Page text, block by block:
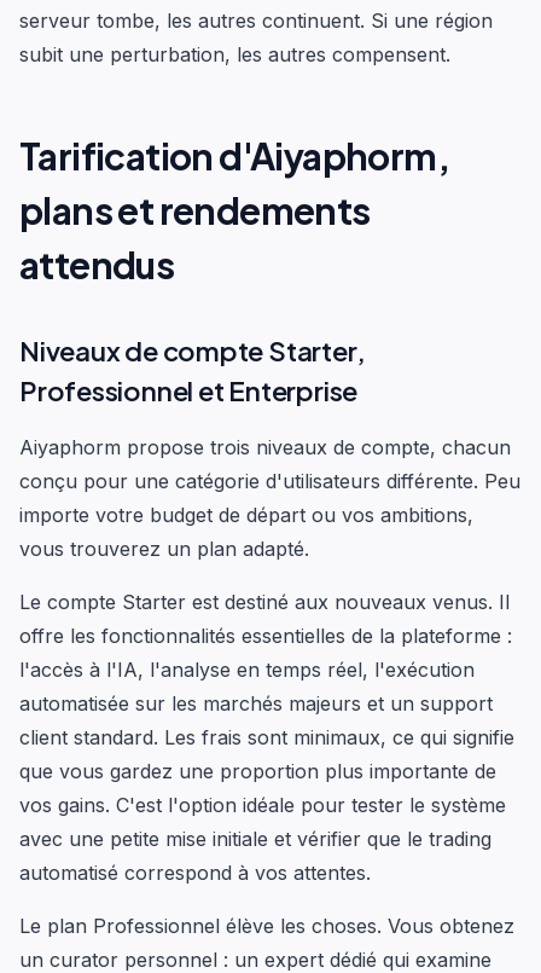
serveur tombe, les autres continuent. Si une région
subit une perturbation, les autres compensent.
Tarification d'Aiyaphorm,
plans et rendements
attendus
Niveaux de compte Starter,
Professionnel et Enterprise
Aiyaphorm propose trois niveaux de compte, chacun
conçu pour une catégorie d'utilisateurs différente. Peu
importe votre budget de départ ou vos ambitions,
vous trouverez un plan adapté.
Le compte Starter est destiné aux nouveaux venus. Il
offre les fonctionnalités essentielles de la plateforme :
l'accès à l'IA, l'analyse en temps réel, l'exécution
automatisée sur les marchés majeurs et un support
client standard. Les frais sont minimaux, ce qui signifie
que vous gardez une proportion plus importante de
vos gains. C'est l'option idéale pour tester le système
avec une petite mise initiale et vérifier que le trading
automatisé correspond à vos attentes.
Le plan Professionnel élève les choses. Vous obtenez
un curator personnel : un expert dédié qui examine